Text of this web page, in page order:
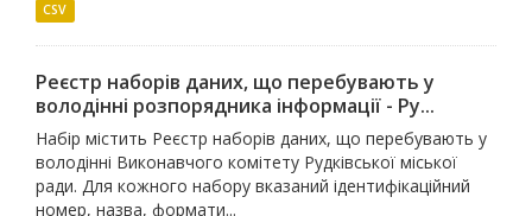
CSV
Реєстр наборів даних, що перебувають у
володінні розпорядника інформації - Ру...
Набір містить Реєстр наборів даних, що перебувають у
володінні Виконавчого комітету Рудківської міської
ради. Для кожного набору вказаний ідентифікаційний
номер, назва, формати...